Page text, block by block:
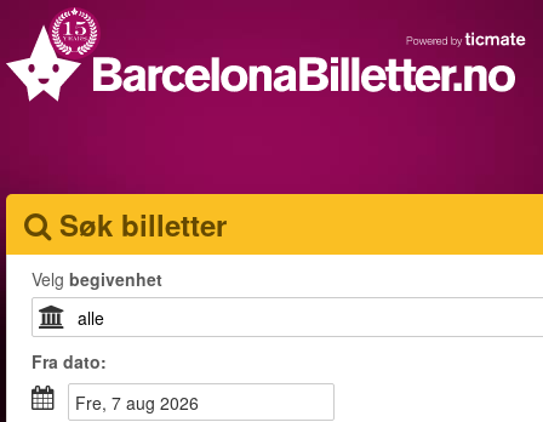
Søk billetter
Velg begivenhet
Fra dato:
fre, 7 aug 2026